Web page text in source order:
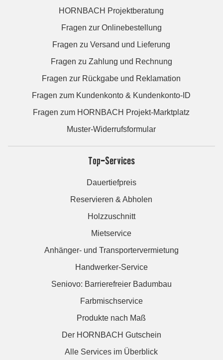
HORNBACH Projektberatung
Fragen zur Onlinebestellung
Fragen zu Versand und Lieferung
Fragen zu Zahlung und Rechnung
Fragen zur Rückgabe und Reklamation
Fragen zum Kundenkonto & Kundenkonto-ID
Fragen zum HORNBACH Projekt-Marktplatz
Muster-Widerrufsformular
Top-Services
Dauertiefpreis
Reservieren & Abholen
Holzzuschnitt
Mietservice
Anhänger- und Transportervermietung
Handwerker-Service
Seniovo: Barrierefreier Badumbau
Farbmischservice
Produkte nach Maß
Der HORNBACH Gutschein
Alle Services im Überblick